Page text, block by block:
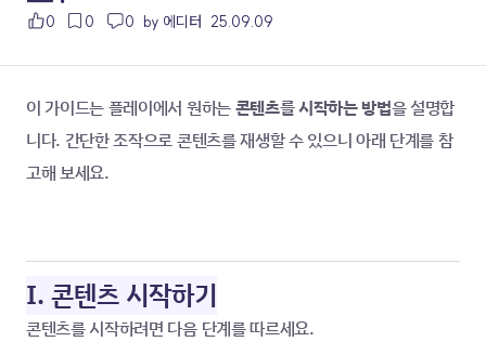
0 0 0 by 에디터 25.09.09
이 가이드는 플레이에서 원하는 콘텐츠를 시작하는 방법을 설명합
니다. 간단한 조작으로 콘텐츠를 재생할 수 있으니 아래 단계를 참
고해 보세요.
I. 콘텐츠 시작하기
콘텐츠를 시작하려면 다음 단계를 따르세요.